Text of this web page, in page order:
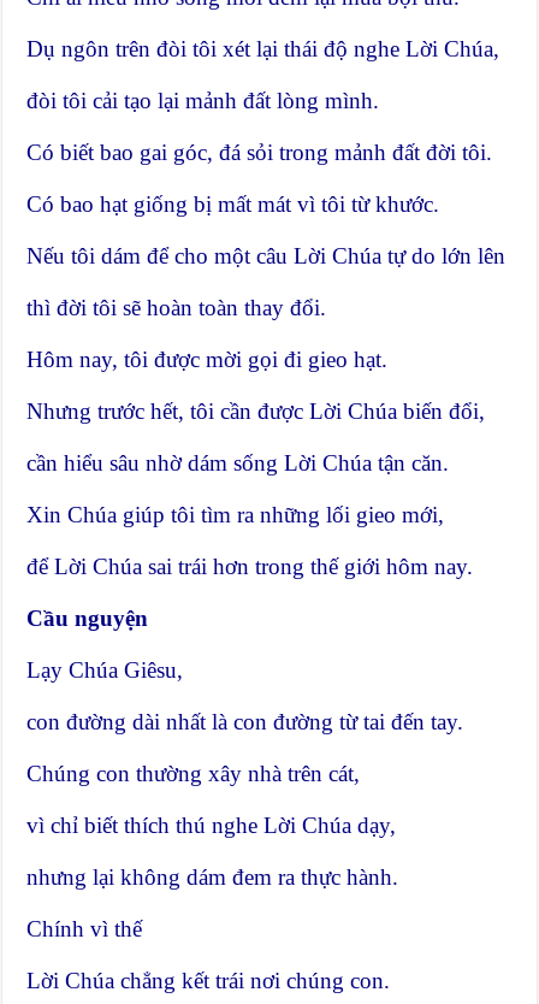
Dụ ngôn trên đòi tôi xét lại thái độ nghe Lời Chúa,
đòi tôi cải tạo lại mảnh đất lòng mình.
Có biết bao gai góc, đá sỏi trong mảnh đất đời tôi.
Có bao hạt giống bị mất mát vì tôi từ khước.
Nếu tôi dám để cho một câu Lời Chúa tự do lớn lên
thì đời tôi sẽ hoàn toàn thay đổi.
Hôm nay, tôi được mời gọi đi gieo hạt.
Nhưng trước hết, tôi cần được Lời Chúa biến đổi,
cần hiểu sâu nhờ dám sống Lời Chúa tận căn.
Xin Chúa giúp tôi tìm ra những lối gieo mới,
để Lời Chúa sai trái hơn trong thế giới hôm nay.
Cầu nguyện
Lạy Chúa Giêsu,
con đường dài nhất là con đường từ tai đến tay.
Chúng con thường xây nhà trên cát,
vì chỉ biết thích thú nghe Lời Chúa dạy,
nhưng lại không dám đem ra thực hành.
Chính vì thế
Lời Chúa chẳng kết trái nơi chúng con.